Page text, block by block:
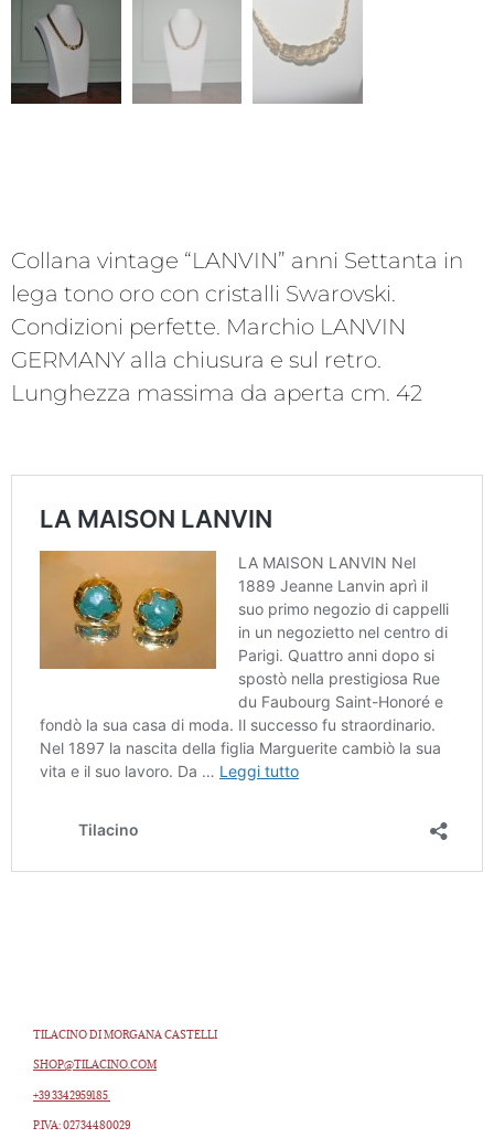
Collana vintage “LANVIN” anni Settanta in
lega tono oro con cristalli Swarovski.
Condizioni perfette. Marchio LANVIN
GERMANY alla chiusura e sul retro.
Lunghezza massima da aperta cm. 42
TILACINO DI MORGANA CASTELLI
SHOP@TILACINO.COM
+39 3342959185
P.IVA: 02734480029